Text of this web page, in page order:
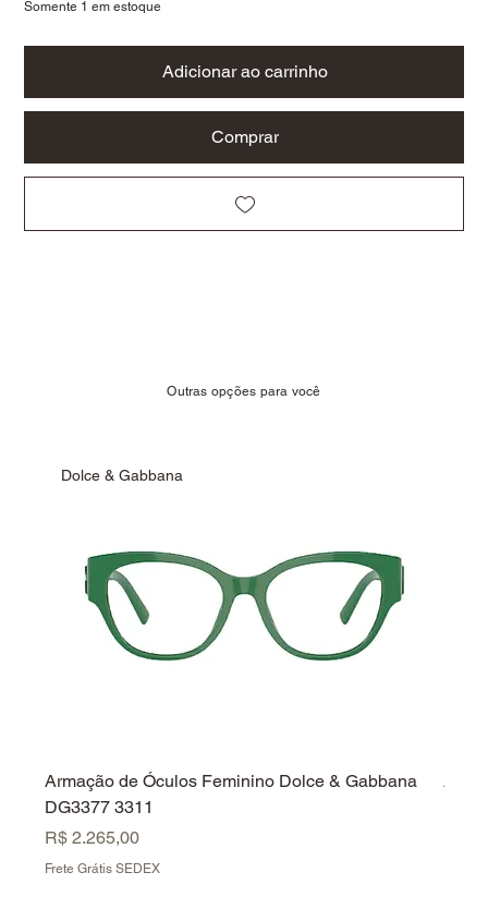
Somente 1 em estoque
Adicionar ao carrinho
Comprar
Outras opções para você
Dolce & Gabbana
Armação de Óculos Feminino Dolce & Gabbana
DG3377 3311
Preço
R$ 2.265,00
Frete Grátis SEDEX